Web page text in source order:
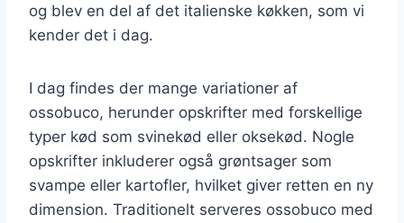
og blev en del af det italienske køkken, som vi
kender det i dag.
I dag findes der mange variationer af
ossobuco, herunder opskrifter med forskellige
typer kød som svinekød eller oksekød. Nogle
opskrifter inkluderer også grøntsager som
svampe eller kartofler, hvilket giver retten en ny
dimension. Traditionelt serveres ossobuco med